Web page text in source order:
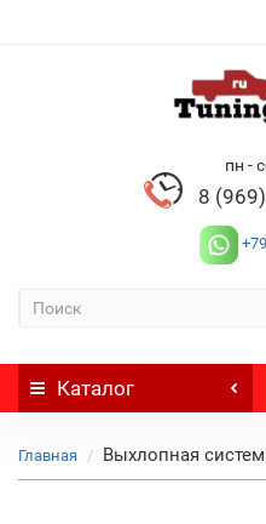
пн -
8 (969)
Каталог
Главная Выхлопная